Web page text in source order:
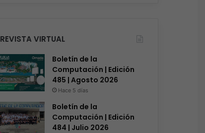
REVISTA VIRTUAL
Boletín de la
Computación | Edición
485 | Agosto 2026
Hace 5 días
Boletín de la
Computación | Edición
484 | Julio 2026